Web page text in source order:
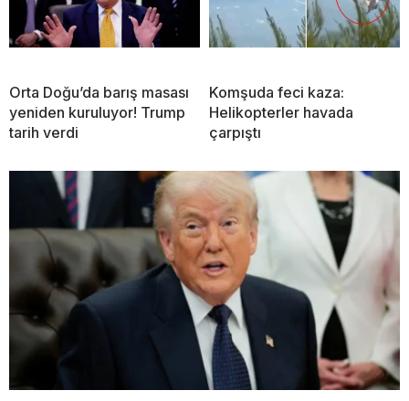
Orta Doğu’da barış masası
yeniden kuruluyor! Trump
tarih verdi
Komşuda feci kaza:
Helikopterler havada
çarpıştı